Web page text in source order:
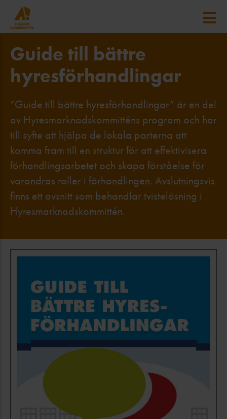
Guide till bättre
hyresförhandlingar
”Guide till bättre hyresförhandlingar” är en del
av Hyresmarknadskommitténs program och har
till syfte att hjälpa de lokala parterna att
komma fram till en struktur för att effektivisera
förhandlingsarbetet och skapa förståelse för
varandras roller i förhandlingen. Avslutningsvis
finns ett avsnitt som behandlar tvistelösning i
Hyresmarknadskommittén.